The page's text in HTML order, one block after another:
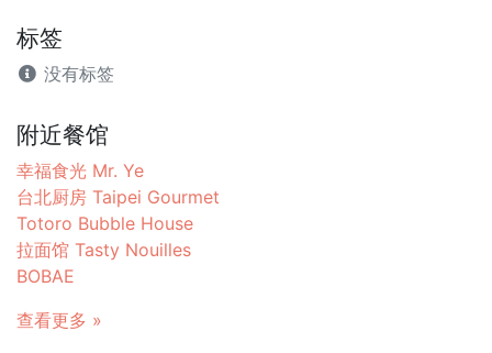
标签
没有标签
附近餐馆
幸福食光 Mr. Ye
台北厨房 Taipei Gourmet
Totoro Bubble House
拉面馆 Tasty Nouilles
BOBAE
查看更多 »